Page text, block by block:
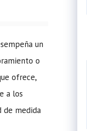
un
o
ofrece,
a los
de medida